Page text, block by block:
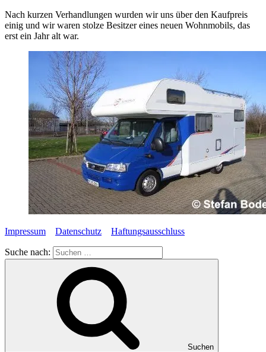
Nach kurzen Verhandlungen wurden wir uns über den Kaufpreis
einig und wir waren stolze Besitzer eines neuen Wohnmobils, das
erst ein Jahr alt war.
Impressum Datenschutz Haftungsausschluss
Suche nach:
Suchen